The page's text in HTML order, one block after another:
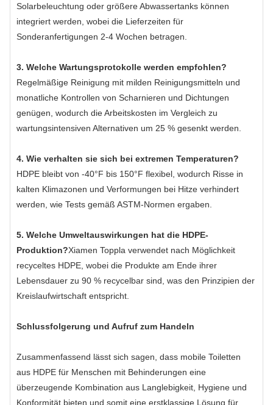
Solarbeleuchtung oder größere Abwassertanks können
integriert werden, wobei die Lieferzeiten für
Sonderanfertigungen 2-4 Wochen betragen.
3. Welche Wartungsprotokolle werden empfohlen?
Regelmäßige Reinigung mit milden Reinigungsmitteln und
monatliche Kontrollen von Scharnieren und Dichtungen
genügen, wodurch die Arbeitskosten im Vergleich zu
wartungsintensiven Alternativen um 25 % gesenkt werden.
4. Wie verhalten sie sich bei extremen Temperaturen?
HDPE bleibt von -40°F bis 150°F flexibel, wodurch Risse in
kalten Klimazonen und Verformungen bei Hitze verhindert
werden, wie Tests gemäß ASTM-Normen ergaben.
5. Welche Umweltauswirkungen hat die HDPE-
Produktion?Xiamen Toppla verwendet nach Möglichkeit
recyceltes HDPE, wobei die Produkte am Ende ihrer
Lebensdauer zu 90 % recycelbar sind, was den Prinzipien der
Kreislaufwirtschaft entspricht.
Schlussfolgerung und Aufruf zum Handeln
Zusammenfassend lässt sich sagen, dass mobile Toiletten
aus HDPE für Menschen mit Behinderungen eine
überzeugende Kombination aus Langlebigkeit, Hygiene und
Konformität bieten und somit eine erstklassige Lösung für